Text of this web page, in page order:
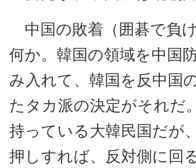
中国の敗着（囲碁で負
何か。韓国の領域を中国
み入れて、韓国を反中国
たタカ派の決定がそれだ
持っている大韓民国だが
押しすれば、反対側に回